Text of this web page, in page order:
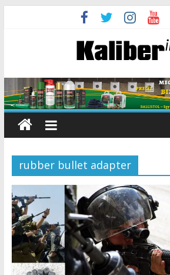
rubber bullet adapter